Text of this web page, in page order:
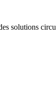
solutions